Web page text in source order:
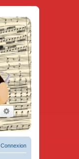
Rechercher
Recherche avancée
Connexion